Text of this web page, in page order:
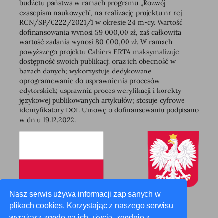
Nasz serwis używa informacji zapisanych w
plikach cookies. Korzystając z naszego serwisu
budżetu państwa w ramach programu „Rozwój
czasopism naukowych”, na realizację projektu nr rej
RCN/SP/0222/2021/1 w okresie 24 m-cy. Wartość
dofinansowania wynosi 59 000,00 zł, zaś całkowita
wartość zadania wynosi 80 000,00 zł. W ramach
powyższego projektu Cahiers ERTA maksymalizuje
dostępność swoich publikacji oraz ich obecność w
bazach danych; wykorzystuje dedykowane
oprogramowanie do usprawnienia procesów
edytorskich; usprawnia proces weryfikacji i korekty
językowej publikowanych artykułów; stosuje cyfrowe
identyfikatory DOI. Umowę o dofinansowaniu podpisano
w dniu 19.12.2022.